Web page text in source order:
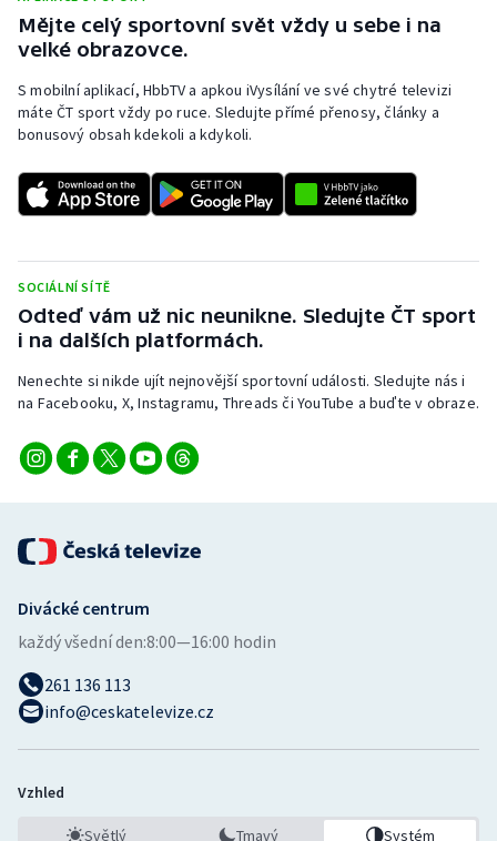
Mějte celý sportovní svět vždy u sebe i na
velké obrazovce.
S mobilní aplikací, HbbTV a apkou iVysílání ve své chytré televizi
máte ČT sport vždy po ruce. Sledujte přímé přenosy, články a
bonusový obsah kdekoli a kdykoli.
SOCIÁLNÍ SÍTĚ
Odteď vám už nic neunikne. Sledujte ČT sport
i na dalších platformách.
Nenechte si nikde ujít nejnovější sportovní události. Sledujte nás i
na Facebooku, X, Instagramu, Threads či YouTube a buďte v obraze.
Divácké centrum
každý všední den:8:00—16:00 hodin
261 136 113
info@ceskatelevize.cz
Vzhled
Světlý Tmavý Systém